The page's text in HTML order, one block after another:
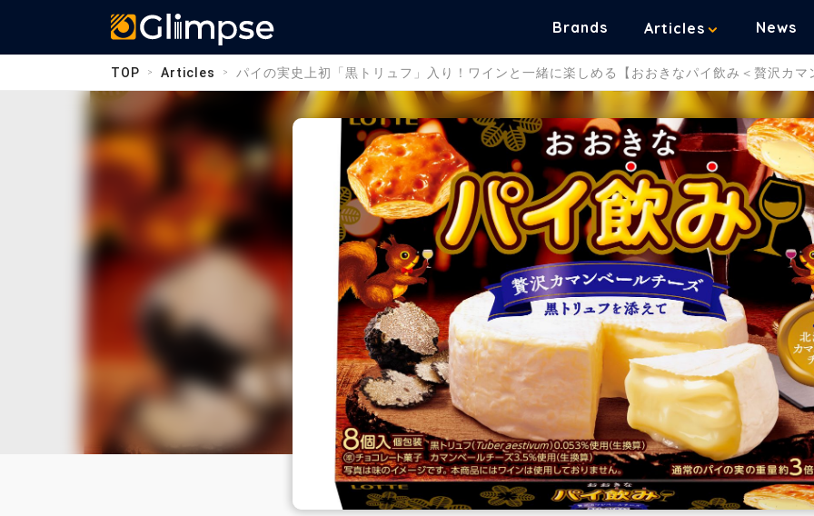
Brands Articles News
TOP Articles パイの実史上初「黒トリュフ」入り！ワインと一緒に楽しめる【おおきなパイ飲み＜贅沢カ